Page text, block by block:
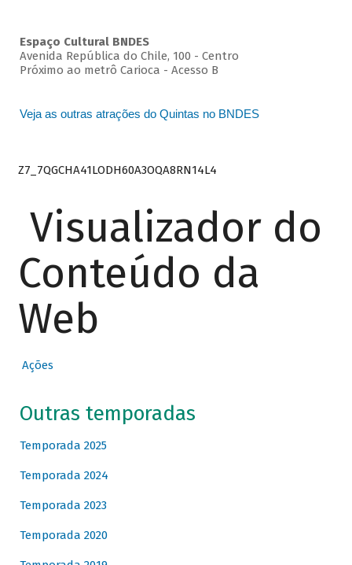
Espaço Cultural BNDES
Avenida República do Chile, 100 - Centro
Próximo ao metrô Carioca - Acesso B
Veja as outras atrações do Quintas no BNDES
Z7_7QGCHA41LODH60A3OQA8RN14L4
Visualizador do
Conteúdo da
Web
Ações
Outras temporadas
Temporada 2025
Temporada 2024
Temporada 2023
Temporada 2020